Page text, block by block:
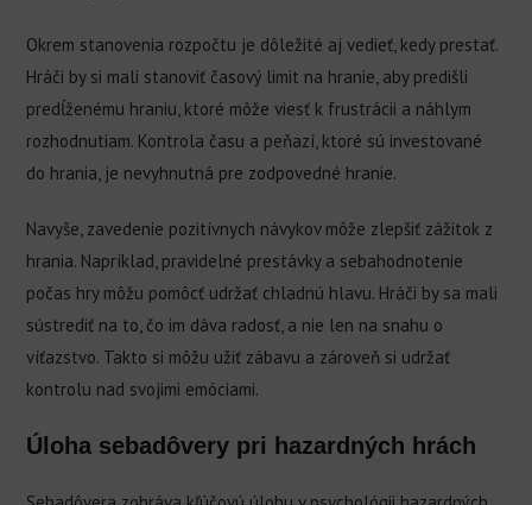
Okrem stanovenia rozpočtu je dôležité aj vedieť, kedy prestať.
Hráči by si mali stanoviť časový limit na hranie, aby predišli
predĺženému hraniu, ktoré môže viesť k frustrácii a náhlym
rozhodnutiam. Kontrola času a peňazí, ktoré sú investované
do hrania, je nevyhnutná pre zodpovedné hranie.
Navyše, zavedenie pozitívnych návykov môže zlepšiť zážitok z
hrania. Napríklad, pravidelné prestávky a sebahodnotenie
počas hry môžu pomôcť udržať chladnú hlavu. Hráči by sa mali
sústrediť na to, čo im dáva radosť, a nie len na snahu o
víťazstvo. Takto si môžu užiť zábavu a zároveň si udržať
kontrolu nad svojimi emóciami.
Úloha sebadôvery pri hazardných hrách